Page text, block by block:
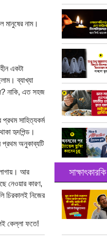
মানুষের নাম।
একটা
ব্যাখ্যা
নাকি, এত সহজ
সাহিত্যকর্ম
হৃদপিন্ড।
প্রথম অনুকাব্যটি
লাগায়। আর
নেওয়ার কারণ,
চিরকালই নিজের
কেল্লা ফতে!
সাক্ষাৎকারকি